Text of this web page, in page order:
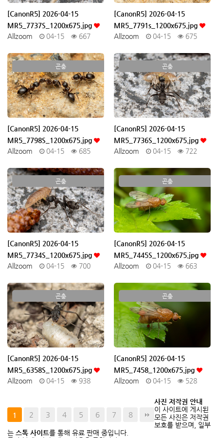
[CanonR5] 2026-04-15
MR5_7737S_1200x675.jpg
Allzoom
04-15 667
[CanonR5] 2026-04-15
MR5_7791s_1200x675.jpg
Allzoom
04-15 675
곤충
[CanonR5] 2026-04-15
MR5_7798S_1200x675.jpg
Allzoom
04-15 685
곤충
[CanonR5] 2026-04-15
MR5_7736S_1200x675.jpg
Allzoom
04-15 722
곤충
[CanonR5] 2026-04-15
MR5_7734S_1200x675.jpg
Allzoom
04-15 700
곤충
[CanonR5] 2026-04-15
MR5_7445S_1200x675.jpg
Allzoom
04-15 663
곤충
[CanonR5] 2026-04-15
MR5_6358S_1200x675.jpg
Allzoom
04-15 938
곤충
[CanonR5] 2026-04-15
MR5_7458_1200x675.jpg
Allzoom
04-15 528
1 2 3 4 5 6 7 8
사진 저작권 안내
이 사이트에 게시된
모든 사진은 저작권
보호를 받으며, 일부
는 스톡 사이트를 통해 유료 판매 중입니다.